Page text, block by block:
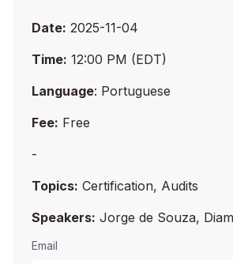
Date: 2025-11-04
Time: 12:00 PM (EDT)
Language: Portuguese
Fee: Free
-
Topics: Certification, Audits
Speakers: Jorge de Souza,
Email